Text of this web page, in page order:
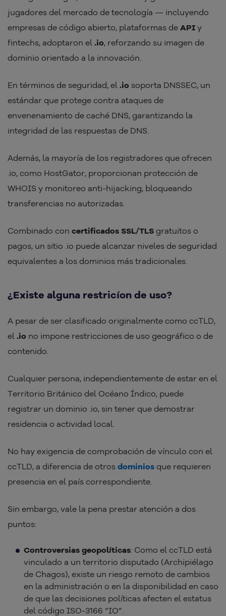
jugadores del mercado de tecnología — incluyendo
empresas de código abierto, plataformas de API y
fintechs, adoptaron el .io, reforzando su imagen de
dominio orientado a la innovación.
En términos de seguridad, el .io soporta DNSSEC, un
estándar que protege contra ataques de
envenenamiento de caché DNS, garantizando la
integridad de las respuestas de DNS.
Además, la mayoría de los registradores que ofrecen
.io, como HostGator, proporcionan protección de
WHOIS y monitoreo anti-hijacking, bloqueando
transferencias no autorizadas.
Combinado con certificados SSL/TLS gratuitos o
pagos, un sitio .io puede alcanzar niveles de seguridad
equivalentes a los dominios más tradicionales.
¿Existe alguna restricíon de uso?
A pesar de ser clasificado originalmente como ccTLD,
el .io no impone restricciones de uso geográfico o de
contenido.
Cualquier persona, independientemente de estar en el
Territorio Británico del Océano Índico, puede
registrar un dominio .io, sin tener que demostrar
residencia o actividad local.
No hay exigencia de comprobación de vínculo con el
ccTLD, a diferencia de otros dominios que requieren
presencia en el país correspondiente.
Sin embargo, vale la pena prestar atención a dos
puntos:
Controversias geopolíticas: Como el ccTLD está
vinculado a un territorio disputado (Archipiélago
de Chagos), existe un riesgo remoto de cambios
en la administración o en la disponibilidad en caso
de que las decisiones políticas afecten el estatus
del código ISO-3166 “IO”.